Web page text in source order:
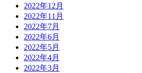
2022年12月
2022年11月
2022年7月
2022年6月
2022年5月
2022年4月
2022年3月